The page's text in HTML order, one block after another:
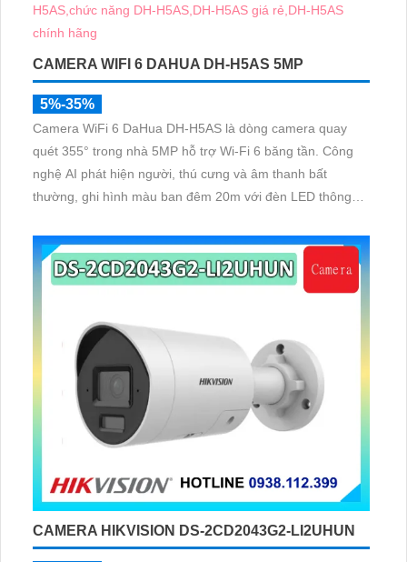
CAMERA WIFI 6 DAHUA DH-H5AS 5MP
5%-35%
Camera WiFi 6 DaHua DH-H5AS là dòng camera quay
quét 355° trong nhà 5MP hỗ trợ Wi-Fi 6 băng tần. Công
nghệ AI phát hiện người, thú cưng và âm thanh bất
thường, ghi hình màu ban đêm 20m với đèn LED thông
ứng dụng DMSS,
CAMERA HIKVISION DS-2CD2043G2-LI2UHUN